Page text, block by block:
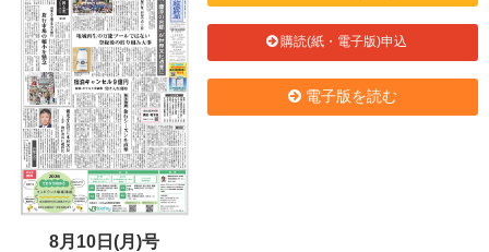
8月10日(月)号
購読(紙・電子版)申込
電子版を読む